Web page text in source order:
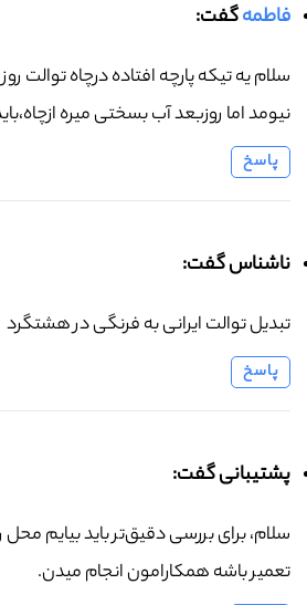
فاطمهگفت:
سلام یه تیکه پارچه افتاده درچاه
نیومد اما روزبعد آب بسختی میره
پاسخ
ناشناس گفت:
تبدیل توالت ایرانی به فرنگی در هشتگرد
پاسخ
پشتیبانی گفت:
سلام، برای بررسی دقیق‌تر باید بیایم محل
تعمیر باشه همکارامون انجام میدن.